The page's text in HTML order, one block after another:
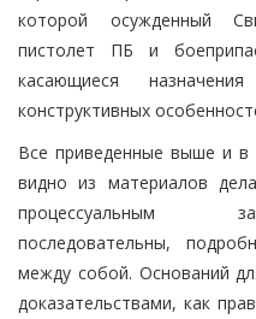
которой осужденный
пистолет ПБ и
касающиеся
конструктивных
Все приведенные выше и в
видно из материалов
процессуальным
последовательны,
между собой. Оснований
доказательствами, как